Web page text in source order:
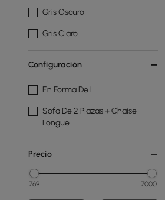
Gris Oscuro
Gris Claro
Configuración
En Forma De L
Sofá De 2 Plazas + Chaise
Longue
Precio
769 7000